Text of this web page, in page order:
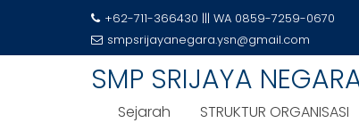
+62-711-366430 ||| WA 0859-7259-0670
smpsrijayanegara.ysn@gmail.com
SMP SRIJAYA
Sejarah STRUKTUR ORGANISASI